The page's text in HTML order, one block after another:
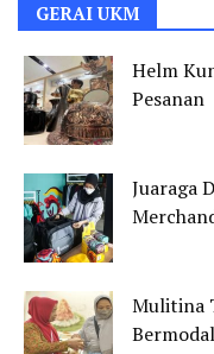
GERAI UKM
Helm
Pesanan
Juaraga
Mulitina